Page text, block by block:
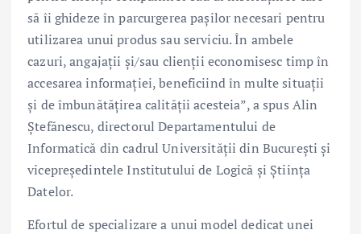
să îi ghideze în parcurgerea pașilor necesari pentru
utilizarea unui produs sau serviciu. În ambele
cazuri, angajații și/sau clienții economisesc timp în
accesarea informației, beneficiind în multe situații
și de îmbunătățirea calității acesteia”, a spus Alin
Ștefănescu, directorul Departamentului de
Informatică din cadrul Universității din București și
vicepreședintele Institutului de Logică și Știința
Datelor.
Efortul de specializare a unui model dedicat unei